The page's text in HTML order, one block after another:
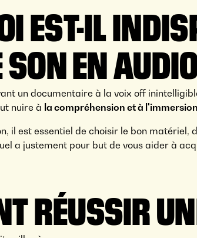
EST-IL
EN
un documentaire à la voix off
nuire à la compréhension et à
il est essentiel de choisir le bon
a justement pour but de vous aider à
RÉUSSIR